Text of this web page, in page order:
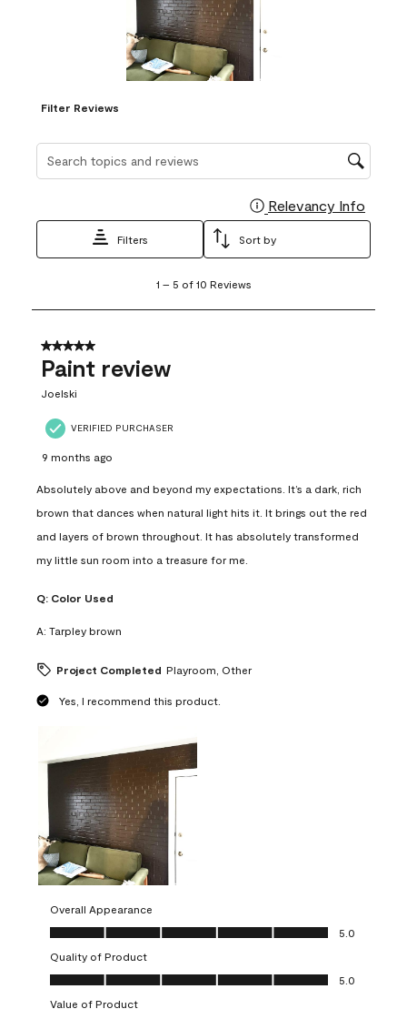
Filter Reviews
Relevancy Info
Filters Sort by
5
10
Reviews
1 – 5 of 10 Reviews
5 out of 5 stars.
Paint review
Joelski
VERIFIED PURCHASER
9 months ago
Absolutely above and beyond my expectations. It’s a dark, rich
brown that dances when natural light hits it. It brings out the red
and layers of brown throughout. It has absolutely transformed
my little sun room into a treasure for me.
Q: Color Used
A: Tarpley brown
Project Completed Playroom, Other
Yes, I recommend this product.
Overall Appearance
Overall Appearance, 5.0 out of 5
5.0
Quality of Product
Quality of Product, 5.0 out of 5
5.0
Value of Product